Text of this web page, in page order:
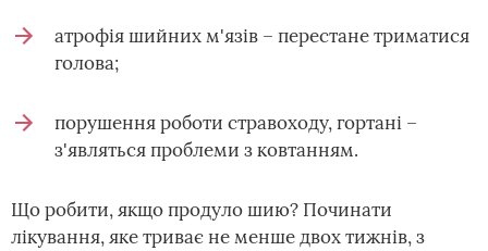
атрофія шийних м'язів – перестане триматися
голова;
порушення роботи стравоходу, гортані –
з'являться проблеми з ковтанням.
Що робити, якщо продуло шию? Починати
лікування, яке триває не менше двох тижнів, з